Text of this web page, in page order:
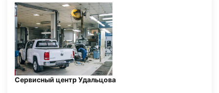
Сервисный центр Удальцова